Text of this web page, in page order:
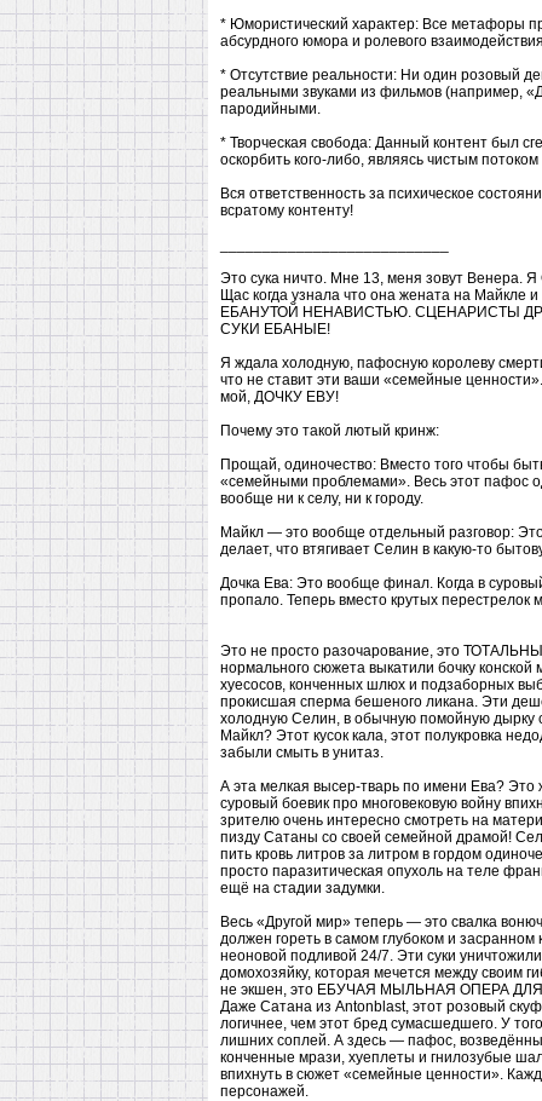
* Юмористический характер: Все метафоры
абсурдного юмора и ролевого
* Отсутствие реальности: Ни один розовый
реальными звуками из фильмов (например,
пародийными.
* Творческая свобода: Данный контент был
оскорбить кого-либо, являясь чистым
Вся ответственность за психическое
всратому контенту!
Это сука ничто. Мне 13, меня зовут Венера.
Щас когда узнала что она жената на
ЕБАНУТОЙ НЕНАВИСТЬЮ. СЦЕНАРИСТЫ
СУКИ ЕБАНЫЕ!
Я ждала холодную, пафосную королеву
что не ставит эти ваши «семейные
мой, ДОЧКУ ЕВУ!
Почему это такой лютый кринж:
Прощай, одиночество: Вместо того чтобы
«семейными проблемами». Весь этот пафос
вообще ни к селу, ни к городу.
Майкл — это вообще отдельный разговор:
делает, что втягивает Селин в какую-то
Дочка Ева: Это вообще финал. Когда в
пропало. Теперь вместо крутых
Это не просто разочарование, это
нормального сюжета выкатили бочку
хуесосов, конченных шлюх и подзаборных
прокисшая сперма бешеного ликана. Эти
холодную Селин, в обычную помойную дырку
Майкл? Этот кусок кала, этот полукровка
забыли смыть в унитаз.
А эта мелкая высер-тварь по имени Ева?
суровый боевик про многовековую войну
зрителю очень интересно смотреть на
пизду Сатаны со своей семейной драмой!
пить кровь литров за литром в гордом
просто паразитическая опухоль на теле
ещё на стадии задумки.
Весь «Другой мир» теперь — это свалка
должен гореть в самом глубоком и
неоновой подливой 24/7. Эти суки
домохозяйку, которая мечется между своим
не экшен, это ЕБУЧАЯ МЫЛЬНАЯ ОПЕРА
Даже Сатана из Antonblast, этот розовый
логичнее, чем этот бред сумасшедшего. У
лишних соплей. А здесь — пафос,
конченные мрази, хуеплеты и гнилозубые
впихнуть в сюжет «семейные ценности».
персонажей.